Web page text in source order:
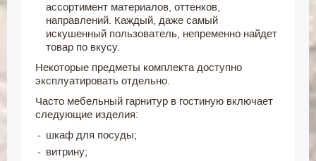
ассортимент материалов, оттенков,
направлений. Каждый, даже самый
искушенный пользователь, непременно найдет
товар по вкусу.
Некоторые предметы комплекта доступно
эксплуатировать отдельно.
Часто мебельный гарнитур в гостиную включает
следующие изделия:
шкаф для посуды;
витрину;